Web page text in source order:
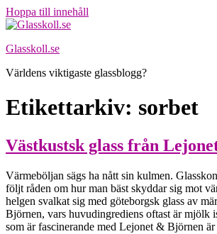
Hoppa till innehåll
Glasskoll.se
Världens viktigaste glassblogg?
Etikettarkiv: sorbet
Västkustsk glass från
Värmeböljan sägs ha nått sin kulmen.
följt råden om hur man bäst skyddar sig mot
helgen svalkat sig med göteborgsk glass av
Björnen, vars huvudingrediens oftast är mjölk
som är fascinerande med Lejonet & Björnen är